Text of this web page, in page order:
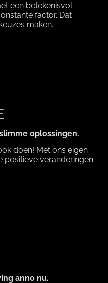
een betekenisvol
factor. Dat
maken.
oplossingen.
doen! Met ons eigen
positieve veranderingen
anno nu.